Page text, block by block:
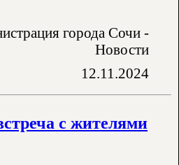
города Сочи -
Новости
12.11.2024
с жителями